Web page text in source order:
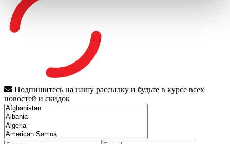
Подпишитесь на нашу рассылку и будьте в курсе всех
новостей и скидок